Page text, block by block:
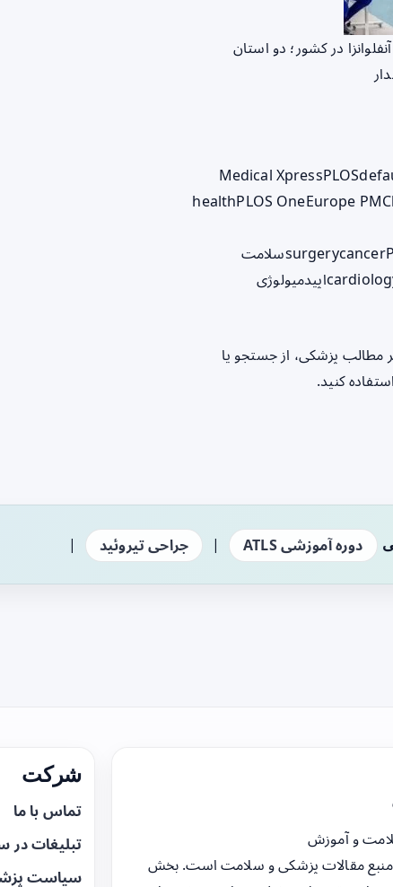
در کشور؛ دو استان
Medical XpressPLOS
healthPLOS OneEurope PMC
surgerycancer
سلامت
اپیدمیولوژی
مطالب پزشکی، از جستجو یا
کنید.
دوره آموزشی ATLS | جراحی تیروئید |
و آموزش
مقالات پزشکی و سلامت است. بخش
شرکت
تماس با ما
تبلیغات در
سیاست